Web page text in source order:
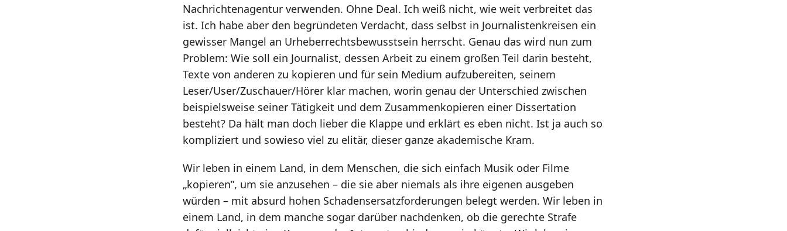
Nachrichtenagentur verwenden. Ohne Deal. Ich weiß nicht, wie weit verbreitet das
ist. Ich habe aber den begründeten Verdacht, dass selbst in Journalistenkreisen ein
gewisser Mangel an Urheberrechtsbewusstsein herrscht. Genau das wird nun zum
Problem: Wie soll ein Journalist, dessen Arbeit zu einem großen Teil darin besteht,
Texte von anderen zu kopieren und für sein Medium aufzubereiten, seinem
Leser/User/Zuschauer/Hörer klar machen, worin genau der Unterschied zwischen
beispielsweise seiner Tätigkeit und dem Zusammenkopieren einer Dissertation
besteht? Da hält man doch lieber die Klappe und erklärt es eben nicht. Ist ja auch so
kompliziert und sowieso viel zu elitär, dieser ganze akademische Kram.
Wir leben in einem Land, in dem Menschen, die sich einfach Musik oder Filme
„kopieren”, um sie anzusehen – die sie aber niemals als ihre eigenen ausgeben
würden – mit absurd hohen Schadensersatzforderungen belegt werden. Wir leben in
einem Land, in dem manche sogar darüber nachdenken, ob die gerechte Strafe